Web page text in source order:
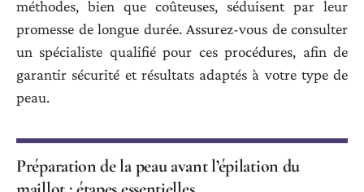
méthodes, bien que coûteuses, séduisent par leur
promesse de longue durée. Assurez-vous de consulter
un spécialiste qualifié pour ces procédures, afin de
garantir sécurité et résultats adaptés à votre type de
peau.
Préparation de la peau avant l’épilation du